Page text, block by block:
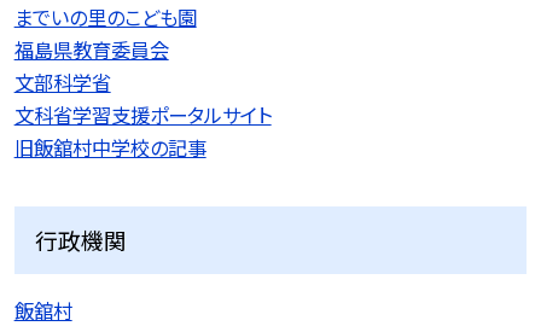
までいの里のこども園
福島県教育委員会
文部科学省
文科省学習支援ポータルサイト
旧飯舘村中学校の記事
行政機関
飯舘村